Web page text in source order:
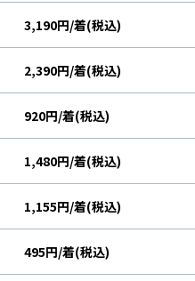
3,190円/着(税込)
2,390円/着(税込)
920円/着(税込)
1,480円/着(税込)
1,155円/着(税込)
495円/着(税込)